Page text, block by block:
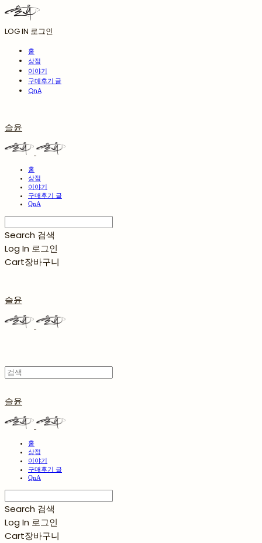
LOG IN 로그인
홈
상점
이야기
구매후기 글
QnA
슬윤
홈
상점
이야기
구매후기 글
QnA
Search 검색
Log In 로그인
Cart장바구니
슬윤
슬윤
홈
상점
이야기
구매후기 글
QnA
Search 검색
Log In 로그인
Cart장바구니